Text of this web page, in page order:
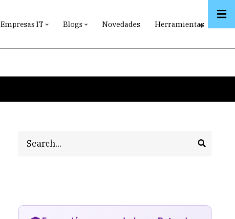
Empresas IT Blogs Novedades Herramientas